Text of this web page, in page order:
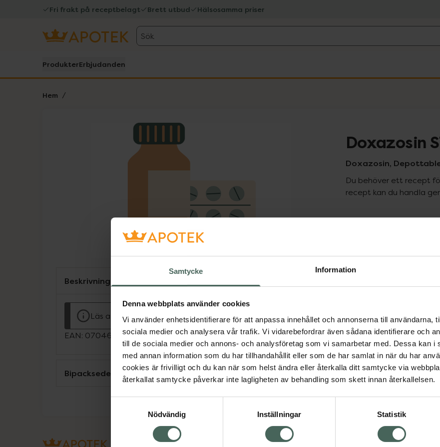
Samtycke Information
Denna webbplats använder cookies
Vi använder enhetsidentifierare för att anpassa innehållet och annonserna till användarna,
sociala medier och analysera vår trafik. Vi vidarebefordrar även sådana identifierare och
till de sociala medier och annons- och analysföretag som vi samarbetar med. Dessa kan i
med annan information som du har tillhandahållit eller som de har samlat in när du har
cookies är frivilligt och du kan när som helst ändra eller återkalla ditt samtycke via
återkallat samtycke påverkar inte lagligheten av behandling som skett innan återkallelsen.
Nödvändig
Inställningar Statistik
Fri frakt på receptbelagt Brett utbud Hälsosamma priser
Sök
ProdukterErbjudanden
Hem
Lista: . Innehåller 1 objekt. Doxazosin
Doxazosin,
Du behöver ett recept
recept kan du handla
I
Aktuella erbjudanden
Beskrivning
Läs alltid bipacksedeln innan användning.
EAN: 07046260207950
Bipacksedel från FASS Visa